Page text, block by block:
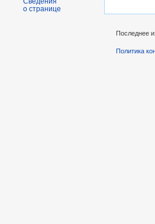
о странице
Последнее
Политика